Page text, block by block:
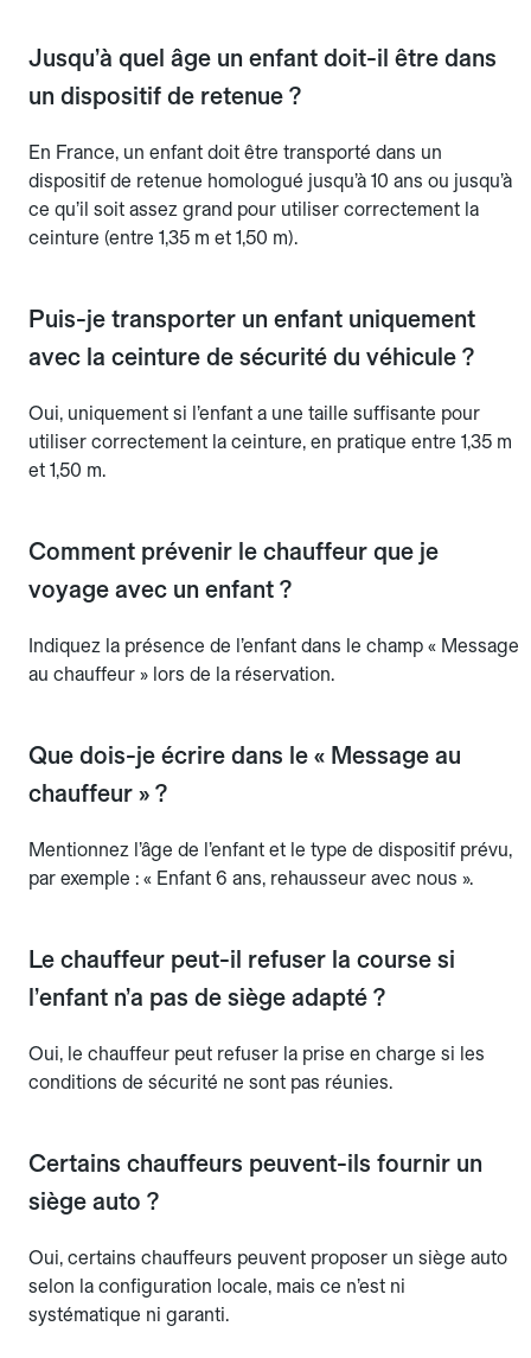
Jusqu’à quel âge un enfant doit-il être dans
un dispositif de retenue ?
En France, un enfant doit être transporté dans un
dispositif de retenue homologué jusqu’à 10 ans ou jusqu’à
ce qu’il soit assez grand pour utiliser correctement la
ceinture (entre 1,35 m et 1,50 m).
Puis-je transporter un enfant uniquement
avec la ceinture de sécurité du véhicule ?
Oui, uniquement si l’enfant a une taille suffisante pour
utiliser correctement la ceinture, en pratique entre 1,35 m
et 1,50 m.
Comment prévenir le chauffeur que je
voyage avec un enfant ?
Indiquez la présence de l’enfant dans le champ « Message
au chauffeur » lors de la réservation.
Que dois-je écrire dans le « Message au
chauffeur » ?
Mentionnez l’âge de l’enfant et le type de dispositif prévu,
par exemple : « Enfant 6 ans, rehausseur avec nous ».
Le chauffeur peut-il refuser la course si
l’enfant n’a pas de siège adapté ?
Oui, le chauffeur peut refuser la prise en charge si les
conditions de sécurité ne sont pas réunies.
Certains chauffeurs peuvent-ils fournir un
siège auto ?
Oui, certains chauffeurs peuvent proposer un siège auto
selon la configuration locale, mais ce n’est ni
systématique ni garanti.